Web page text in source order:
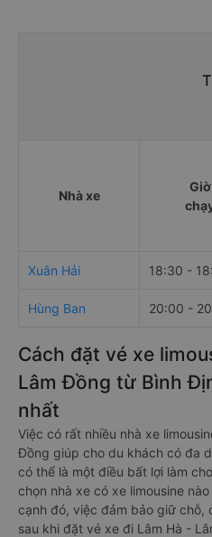
Nhà xe
Giờ
Xuân Hải 18:30 -
Hùng Ban 20:00 -
Cách đặt vé xe
Lâm Đồng từ Bình
nhất
Việc có rất nhiều nhà xe
Đồng giúp cho du khách có đa
có thể là một điều bất lợi làm
chọn nhà xe có xe limousine
cạnh đó, việc đảm bảo giữ chỗ,
sau khi đặt vé xe đi Lâm Hà -